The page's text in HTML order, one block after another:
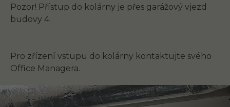
Pozor! Přístup do kolárny je přes garážový vjezd
budovy 4.
Pro zřízení vstupu do kolárny kontaktujte svého
Office Managera.